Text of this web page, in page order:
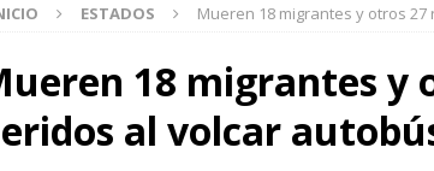
[ 6 agosto, 2026 ]
Ya cantó el gallo
[ 6 agosto, 2026 ]
Carmen Lilia
energía limpia en Tamaulipas
ESTADOS
[ 6 agosto, 2026 ] A Estado no le
ESTADOS Mueren 18 migrantes y otros
18 migrantes y
al volcar